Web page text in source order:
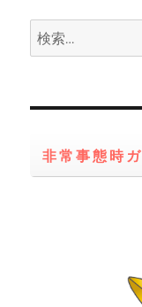
検
索:
非常事態時